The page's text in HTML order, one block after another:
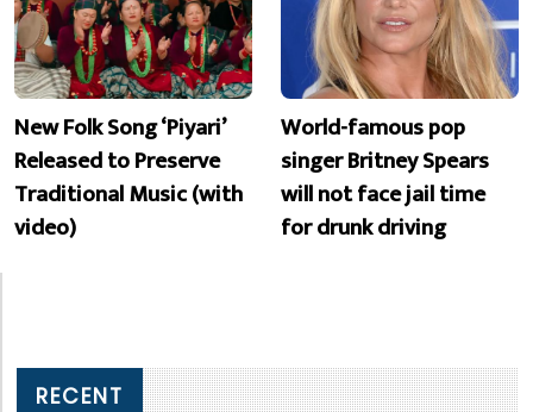
New Folk Song ‘Piyari’
Released to Preserve
Traditional Music (with
video)
World-famous pop
singer Britney Spears
will not face jail time
for drunk driving
RECENT